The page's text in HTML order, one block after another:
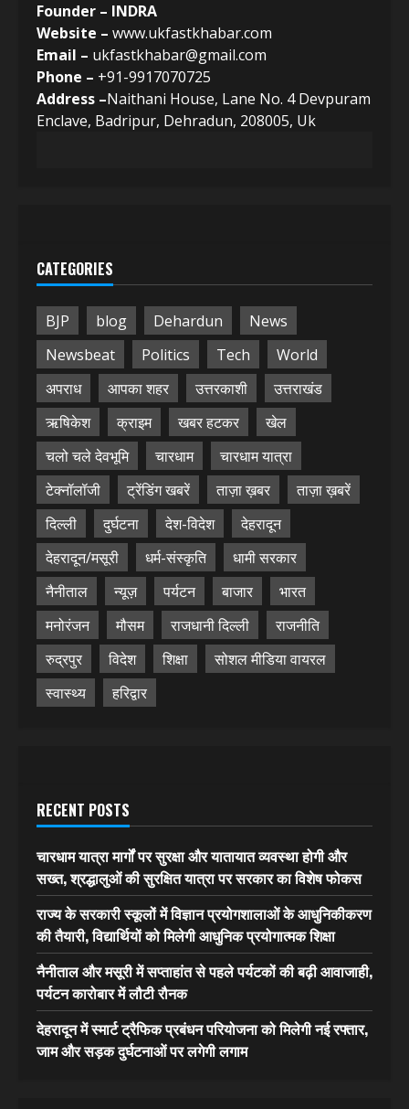
Founder – INDRA
Website – www.ukfastkhabar.com
Email – ukfastkhabar@gmail.com
Phone – +91-9917070725
Address –Naithani House, Lane No. 4 Devpuram
Enclave, Badripur, Dehradun, 208005, Uk
CATEGORIES
BJP blog Dehardun
News
Newsbeat
Politics Tech
World
अपराध
आपका शहर उत्तरकाशी
उत्तराखंड
ऋषिकेश
क्राइम खबर हटकर
खेल
चलो चले देवभूमि
चारधाम
चारधाम यात्रा
टेक्नॉलॉजी
ट्रेंडिंग खबरें ताज़ा ख़बर
ताज़ा ख़बरें
दिल्ली
दुर्घटना देश-विदेश
देहरादून
देहरादून/मसूरी
धर्म-संस्कृति
धामी सरकार
नैनीताल
न्यूज़ पर्यटन बाजार
भारत
मनोरंजन
मौसम राजधानी दिल्ली
राजनीति
रुद्रपुर
विदेश शिक्षा
सोशल मीडिया वायरल
स्वास्थ्य
हरिद्वार
RECENT POSTS
चारधाम यात्रा मार्गों पर सुरक्षा और यातायात व्यवस्था होगी और
सख्त, श्रद्धालुओं की सुरक्षित यात्रा पर सरकार का विशेष फोकस
राज्य के सरकारी स्कूलों में विज्ञान प्रयोगशालाओं के आधुनिकीकरण
की तैयारी, विद्यार्थियों को मिलेगी आधुनिक प्रयोगात्मक शिक्षा
नैनीताल और मसूरी में सप्ताहांत से पहले पर्यटकों की बढ़ी आवाजाही,
पर्यटन कारोबार में लौटी रौनक
देहरादून में स्मार्ट ट्रैफिक प्रबंधन परियोजना को मिलेगी नई रफ्तार,
जाम और सड़क दुर्घटनाओं पर लगेगी लगाम